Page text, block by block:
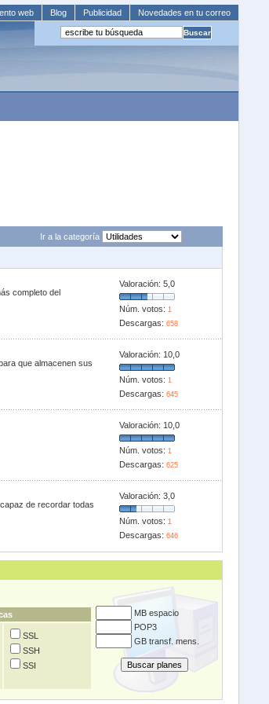
web Blog Publicidad Novedades en tu correo
Ir a la categoría
Valoración: 5,0
Núm. votos: 1
Descargas: 658
completo del
Valoración: 10,0
Núm. votos: 1
Descargas: 645
que almacenen sus
Valoración: 10,0
Núm. votos: 1
Descargas: 625
Valoración: 3,0
Núm. votos: 1
Descargas: 646
de recordar todas
SSL
SSH
SSI
MB espacio
POP3
GB transf. mens.